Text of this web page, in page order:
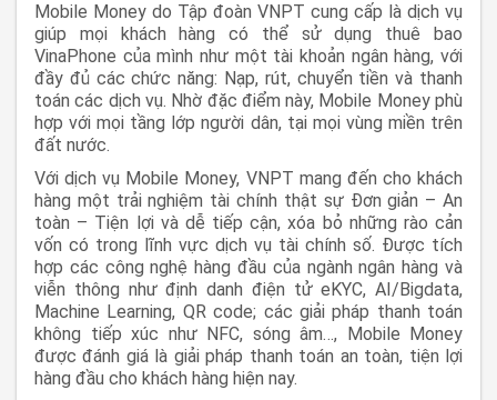
Mobile Money do Tập đoàn VNPT cung cấp là dịch vụ
giúp mọi khách hàng có thể sử dụng thuê bao
VinaPhone của mình như một tài khoản ngân hàng, với
đầy đủ các chức năng: Nạp, rút, chuyển tiền và thanh
toán các dịch vụ. Nhờ đặc điểm này, Mobile Money phù
hợp với mọi tầng lớp người dân, tại mọi vùng miền trên
đất nước.
Với dịch vụ Mobile Money, VNPT mang đến cho khách
hàng một trải nghiệm tài chính thật sự Đơn giản – An
toàn – Tiện lợi và dễ tiếp cận, xóa bỏ những rào cản
vốn có trong lĩnh vực dịch vụ tài chính số. Được tích
hợp các công nghệ hàng đầu của ngành ngân hàng và
viễn thông như định danh điện tử eKYC, AI/Bigdata,
Machine Learning, QR code; các giải pháp thanh toán
không tiếp xúc như NFC, sóng âm…, Mobile Money
được đánh giá là giải pháp thanh toán an toàn, tiện lợi
hàng đầu cho khách hàng hiện nay.